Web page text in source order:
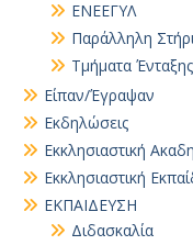
ΕΝΕΕΓΥΛ
Παράλληλη
Τμήματα Ένταξης
Είπαν/Έγραψαν
Εκδηλώσεις
Εκκλησιαστική
Εκκλησιαστική
ΕΚΠΑΙΔΕΥΣΗ
Διδασκαλία